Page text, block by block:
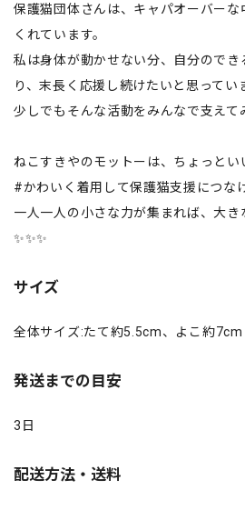
保護猫団体さんは、キャパオーバーな
くれています。
私は身体が動かせない分、自分ので
り、末長く応援し続けたいと思ってい
少しでもそんな活動をみんなで支え
ねこすきやのモットーは、ちょっとい
#かわいく着用して保護猫支援につな
一人一人の小さな力が集まれば、大
✨✨✨
サイズ
全体サイズ:たて約5.5cm、よこ約7cm
発送までの目安
3日
配送方法・送料